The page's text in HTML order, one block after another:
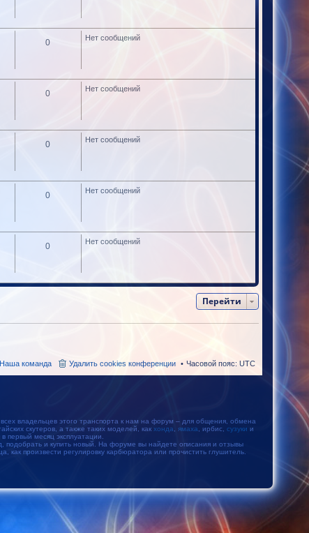
0 Нет сообщений
0 Нет сообщений
0 Нет сообщений
0 Нет сообщений
0 Нет сообщений
Перейти
Часовой пояс: UTC
Удалить cookies конференции
Наша команда
владельцев этого транспорта к нам на форум – для общения, обмена
скутеров, а также таких моделей, как хонда ямаха , ирбис, сузуки и
первый месяц эксплуатации.
и купить новый. На форуме вы найдете описания и отзывы
как произвести регулировку карбюратора или прочистить глушитель.